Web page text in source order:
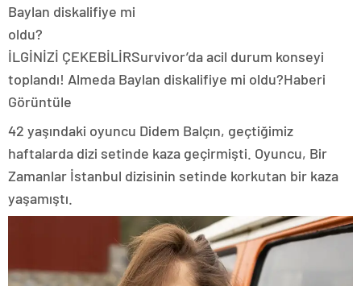
İLGİNİZİ ÇEKEBİLİRSurvivor’da acil durum konseyi
toplandı! Almeda Baylan diskalifiye mi oldu?Haberi
Görüntüle
42 yaşındaki oyuncu Didem Balçın, geçtiğimiz
haftalarda dizi setinde kaza geçirmişti. Oyuncu, Bir
Zamanlar İstanbul dizisinin setinde korkutan bir kaza
yaşamıştı.